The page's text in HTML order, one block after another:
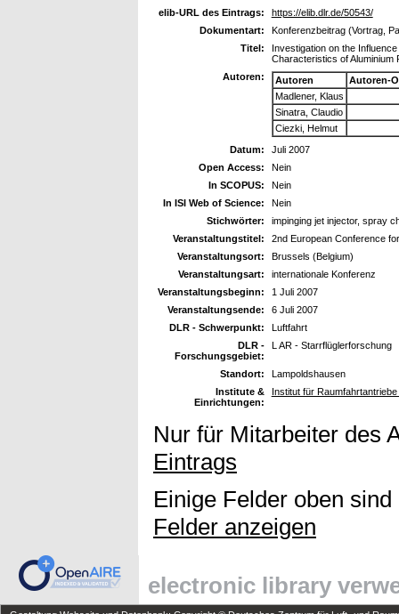
elib-URL des Eintrags:
https://elib.dlr.de/50543/
Dokumentart:
Konferenzbeitrag (Vortrag,
Titel:
Investigation on the
Characteristics of Aluminium
Autoren:
Autoren
Autoren-
Madlener, Klaus
Sinatra, Claudio
Ciezki, Helmut
Datum:
Juli 2007
Open Access:
Nein
In SCOPUS:
Nein
In ISI Web of Science:
Nein
Stichwörter:
impinging jet injector, spray
Veranstaltungstitel:
2nd European Conference
Veranstaltungsort:
Brussels (Belgium)
Veranstaltungsart:
internationale Konferenz
Veranstaltungsbeginn:
1 Juli 2007
Veranstaltungsende:
6 Juli 2007
DLR - Schwerpunkt:
Luftfahrt
DLR -
Forschungsgebiet:
L AR - Starrflüglerforschung
Standort:
Lampoldshausen
Institute &
Einrichtungen:
Institut für
Nur für Mitarbeiter des
Eintrags
Einige Felder oben
Felder anzeigen
electronic library